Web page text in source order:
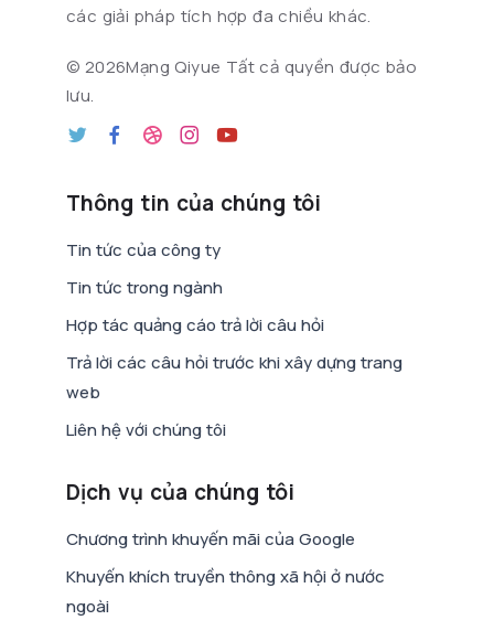
các giải pháp tích hợp đa chiều khác.
© 2026Mạng Qiyue Tất cả quyền được bảo
lưu.
Thông tin của chúng tôi
Tin tức của công ty
Tin tức trong ngành
Hợp tác quảng cáo trả lời câu hỏi
Trả lời các câu hỏi trước khi xây dựng trang
web
Liên hệ với chúng tôi
Dịch vụ của chúng tôi
Chương trình khuyến mãi của Google
Khuyến khích truyền thông xã hội ở nước
ngoài